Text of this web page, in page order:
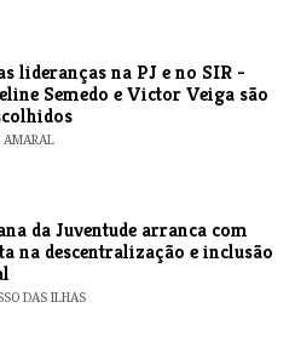
lideranças na PJ e no SIR -
Semedo e Victor Veiga são
AMARAL
da Juventude arranca com
na descentralização e inclusão
DAS ILHAS